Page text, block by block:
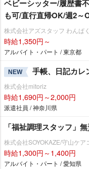
ベビーシッター/履歴書
も可/直行直帰OK/週2～
株式会社アズスタッフ わんぱ
時給1,350円～
アルバイト・パート / 東京都
NEW 手帳、日記カレ
株式会社mitoriz
時給1,690円～2,000円
派遣社員 / 神奈川県
「福祉調理スタッフ」
株式会社SOYOKAZE/守山ケア
時給1,300円～1,400円
アルバイト・パート / 愛知県